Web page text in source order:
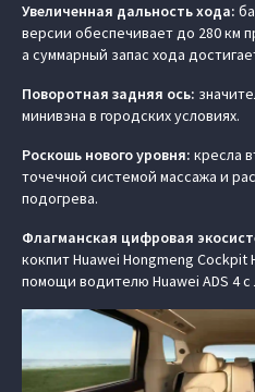
Увеличенная дальность хода:
версии обеспечивает до 280 км
а суммарный запас хода
Поворотная задняя ось:
минивэна в городских условиях.
Роскошь нового уровня: кресла
точечной системой массажа и
подогрева.
Флагманская цифровая
кокпит Huawei Hongmeng Cockpit
помощи водителю Huawei ADS 4